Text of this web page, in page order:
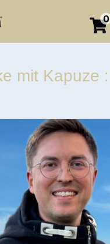
0
mit Kapuze :